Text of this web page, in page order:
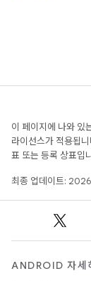
이 페이지에 나와 있
라이선스가 적용됩
표 또는 등록 상표입
최종 업데이트:
ANDROID 자세